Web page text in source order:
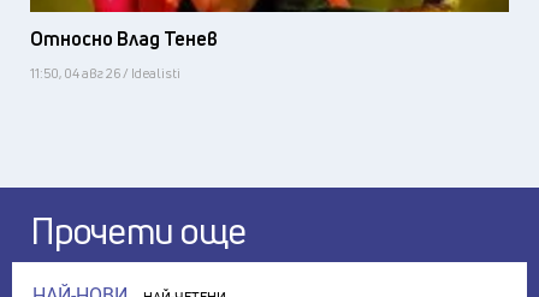
Относно Влад Тенев
11:50, 04 авг 26 / Idealisti
Прочети още